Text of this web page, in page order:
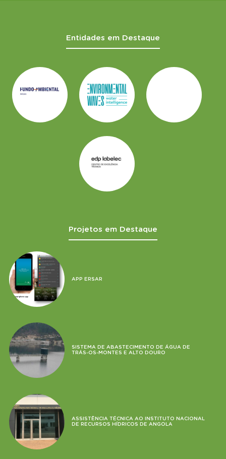
Entidades em Destaque
Projetos em Destaque
APP ERSAR
SISTEMA DE ABASTECIMENTO DE ÁGUA DE
TRÁS-OS-MONTES E ALTO DOURO
ASSISTÊNCIA TÉCNICA AO INSTITUTO NACIONAL
DE RECURSOS HÍDRICOS DE ANGOLA